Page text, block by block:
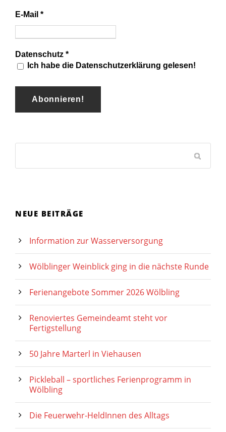
E-Mail *
Datenschutz *
Ich habe die Datenschutzerklärung gelesen!
NEUE BEITRÄGE
Information zur Wasserversorgung
Wölblinger Weinblick ging in die nächste Runde
Ferienangebote Sommer 2026 Wölbling
Renoviertes Gemeindeamt steht vor
Fertigstellung
50 Jahre Marterl in Viehausen
Pickleball – sportliches Ferienprogramm in
Wölbling
Die Feuerwehr-HeldInnen des Alltags